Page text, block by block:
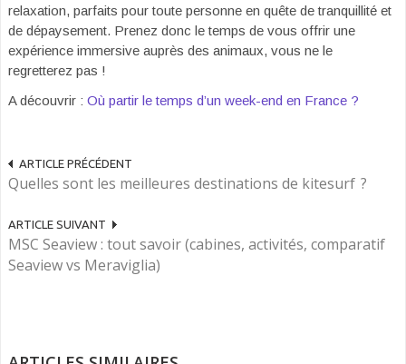
relaxation, parfaits pour toute personne en quête de tranquillité et
de dépaysement. Prenez donc le temps de vous offrir une
expérience immersive auprès des animaux, vous ne le
regretterez pas !
A découvrir : Où partir le temps d’un week-end en France ?
ARTICLE PRÉCÉDENT
Quelles sont les meilleures destinations de kitesurf ?
ARTICLE SUIVANT
MSC Seaview : tout savoir (cabines, activités, comparatif
Seaview vs Meraviglia)